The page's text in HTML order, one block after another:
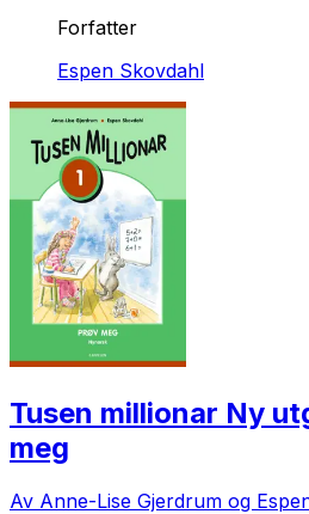
Forfatter
Espen Skovdahl
Tusen millionar Ny
meg
Av Anne-Lise Gjerdrum og